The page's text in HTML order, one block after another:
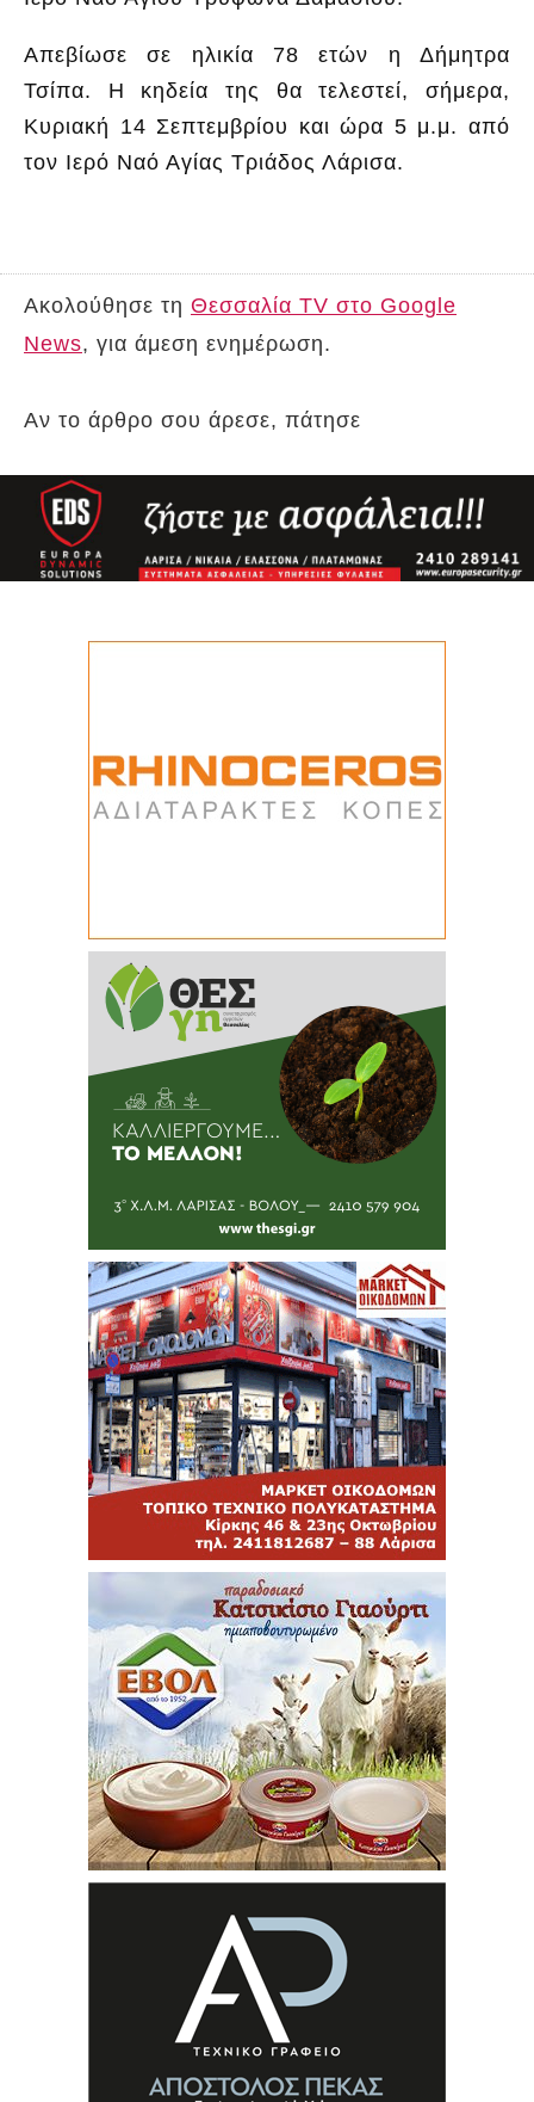
Απεβίωσε σε ηλικία 78 ετών η Δήμητρα
Τσίπα. Η κηδεία της θα τελεστεί, σήμερα,
Κυριακή 14 Σεπτεμβρίου και ώρα 5 μ.μ. από
τον Ιερό Ναό Αγίας Τριάδος Λάρισα.
Ακολούθησε τη Θεσσαλία TV στο Google
News, για άμεση ενημέρωση.
Αν το άρθρο σου άρεσε, πάτησε